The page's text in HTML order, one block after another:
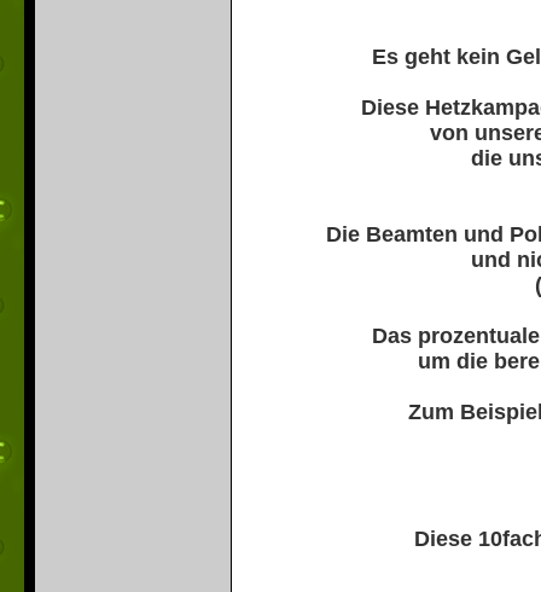
Es geht kein
Diese
von
die
Die Beamten und
und
Das
um die
Zum
Diese